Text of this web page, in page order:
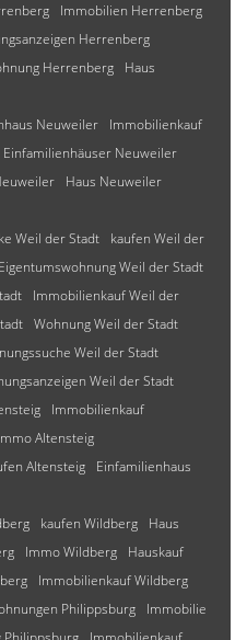
Immobilien Herrenberg
Herrenberg
Herrenberg
Haus
Neuweiler
Immobilienkauf
Einfamilienhäuser Neuweiler
Haus Neuweiler
Weil der Stadt
kaufen Weil der
Eigentumswohnung Weil der Stadt
Immobilienkauf Weil der
Wohnung Weil der Stadt
Weil der Stadt
Weil der Stadt
Immobilienkauf
Altensteig
Altensteig
Einfamilienhaus
kaufen Wildberg
Haus
Immo Wildberg
Hauskauf
Immobilienkauf Wildberg
Philippsburg
Immobilie